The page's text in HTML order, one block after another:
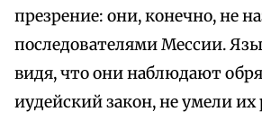
презрение: они, конечно, не
последователями Мессии.
видя, что они наблюдают
иудейский закон, не умели их